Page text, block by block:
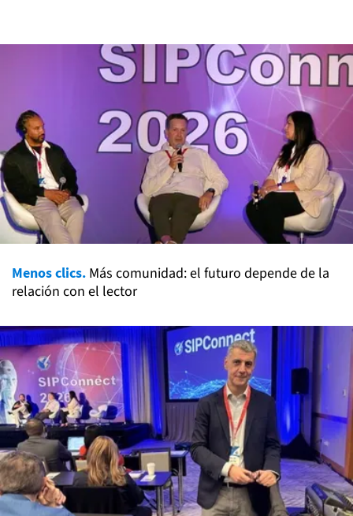
Menos clics. Más comunidad: el futuro depende de la
relación con el lector